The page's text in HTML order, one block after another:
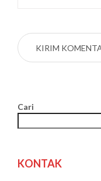
Cari
KONTAK